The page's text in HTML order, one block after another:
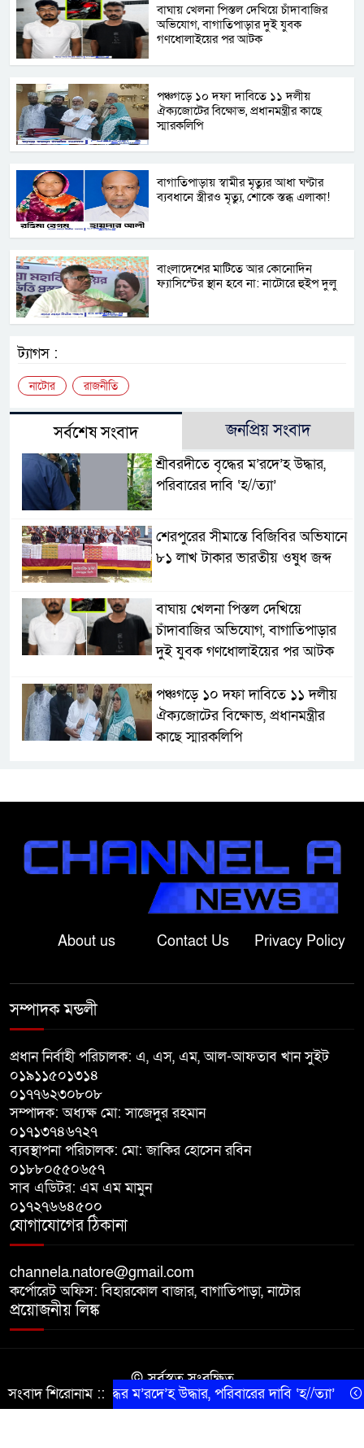
বাঘায় খেলনা পিস্তল দেখিয়ে চাঁদাবাজির
অভিযোগ, বাগাতিপাড়ার দুই যুবক
গণধোলাইয়ের পর আটক
পঞ্চগড়ে ১০ দফা দাবিতে ১১ দলীয়
ঐক্যজোটের বিক্ষোভ, প্রধানমন্ত্রীর কাছে
স্মারকলিপি
বাগাতিপাড়ায় স্বামীর মৃত্যুর আধা ঘণ্টার
ব্যবধানে স্ত্রীরও মৃত্যু, শোকে স্তব্ধ এলাকা!
বাংলাদেশের মাটিতে আর কোনোদিন
ফ্যাসিস্টের স্থান হবে না: নাটোরে হুইপ দুলু
ট্যাগস :
নাটোর রাজনীতি
সর্বশেষ সংবাদ জনপ্রিয় সংবাদ
শ্রীবরদীতে বৃদ্ধের ম’রদে’হ উদ্ধার,
পরিবারের দাবি ‘হ//ত্যা’
শেরপুরের সীমান্তে বিজিবির অভিযানে
৮১ লাখ টাকার ভারতীয় ওষুধ জব্দ
বাঘায় খেলনা পিস্তল দেখিয়ে
চাঁদাবাজির অভিযোগ, বাগাতিপাড়ার
দুই যুবক গণধোলাইয়ের পর আটক
পঞ্চগড়ে ১০ দফা দাবিতে ১১ দলীয়
ঐক্যজোটের বিক্ষোভ, প্রধানমন্ত্রীর
কাছে স্মারকলিপি
ঘণ্টার ব্যবধানে স্ত্রীরও মৃত্যু, শোকে
বাংলাদেশের মাটিতে আর কোনোদিন
ফ্যাসিস্টের স্থান হবে না: নাটোরে হুইপ
দুলু
লালপুরে নারীর ১ লাখ ৮০ হাজার টাকা
অভিযোগে বাগাতিপাড়ায় মানববন্ধন
সমাপনী ও পুরস্কার বিতরণ
About us Contact Us Privacy Policy
সম্পাদক মন্ডলী
প্রধান নির্বাহী পরিচালক: এ, এস, এম, আল-আফতাব খান সুইট
০১৯১১৫০১৩১৪
০১৭৭৬২৩০৮০৮
সম্পাদক: অধ্যক্ষ মো: সাজেদুর রহমান
০১৭১৩৭৪৬৭২৭
ব্যবস্থাপনা পরিচালক: মো: জাকির হোসেন রবিন
০১৮৮০৫৫০৬৫৭
সাব এডিটর: এম এম মামুন
০১৭২৭৬৬৪৫০০
যোগাযোগের ঠিকানা
channela.natore@gmail.com
কর্পোরেট অফিস: বিহারকোল বাজার, বাগাতিপাড়া, নাটোর
প্রয়োজনীয় লিঙ্ক
© সর্বস্বত্ব সংরক্ষিত
কারিগরি সহযোগিতায় সীমান্ত আইটি
সংবাদ শিরোনাম ::
শ্রীবরদীতে বৃদ্ধের ম’রদে’হ উদ্ধার, পরিবারের দাবি ‘হ//ত্যা’